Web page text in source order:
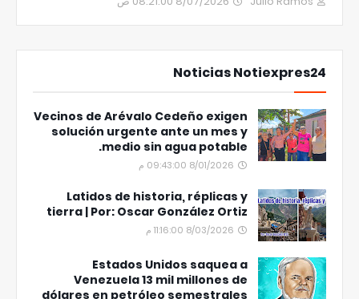
Noticias Notiexpres24
Vecinos de Arévalo Cedeño exigen
solución urgente ante un mes y
medio sin agua potable.
8/01/2026 09:43:00 م
Latidos de historia, réplicas y
tierra | Por: Oscar González Ortiz
8/03/2026 11:16:00 م
Estados Unidos saquea a
Venezuela 13 mil millones de
dólares en petróleo semestrales